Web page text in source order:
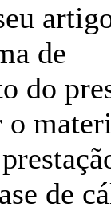
de
do
o
de